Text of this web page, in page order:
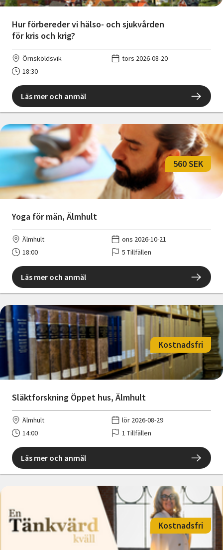
Hur förbereder vi hälso- och sjukvården
för kris och krig?
Örnsköldsvik
tors 2026-08-20
18:30
Läs mer och anmäl
Yoga för män, Älmhult
560 SEK
Älmhult
ons 2026-10-21
18:00
5 Tillfällen
Läs mer och anmäl
Släktforskning Öppet hus, Älmhult
Kostnadsfri
Älmhult
lör 2026-08-29
14:00
1 Tillfällen
Läs mer och anmäl
Kostnadsfri